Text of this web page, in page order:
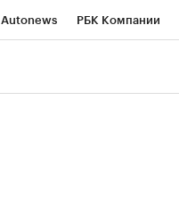
Autonews РБК Компании